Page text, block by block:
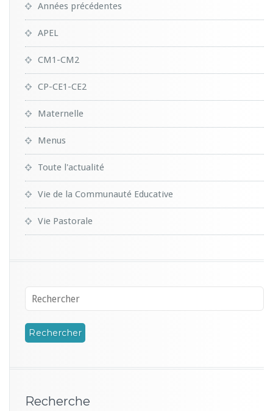
Années précédentes
APEL
CM1-CM2
CP-CE1-CE2
Maternelle
Menus
Toute l'actualité
Vie de la Communauté Educative
Vie Pastorale
Recherche